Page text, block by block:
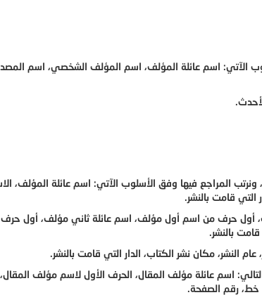
الآتي: اسم عائلة المؤلف، اسم المؤلف الشخصي، اسم
المراجع فيها وفق الأسلوب الآتي: اسم عائلة المؤلف،
التي قامت بالنشر.
أول حرف من اسم أول مؤلف، اسم عائلة ثاني مؤلف، أول
بالنشر.
النشر، مكان نشر الكتاب، الدار التي قامت بالنشر.
اسم عائلة مؤلف المقال، الحرف الأول لاسم مؤلف المقال،
خط، رقم الصفحة.